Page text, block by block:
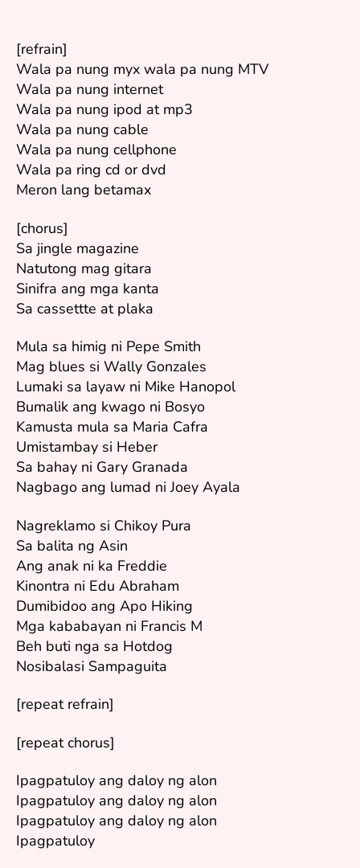
[refrain]
Wala pa nung myx wala pa nung MTV
Wala pa nung internet
Wala pa nung ipod at mp3
Wala pa nung cable
Wala pa nung cellphone
Wala pa ring cd or dvd
Meron lang betamax
[chorus]
Sa jingle magazine
Natutong mag gitara
Sinifra ang mga kanta
Sa cassettte at plaka
Mula sa himig ni Pepe Smith
Mag blues si Wally Gonzales
Lumaki sa layaw ni Mike Hanopol
Bumalik ang kwago ni Bosyo
Kamusta mula sa Maria Cafra
Umistambay si Heber
Sa bahay ni Gary Granada
Nagbago ang lumad ni Joey Ayala
Nagreklamo si Chikoy Pura
Sa balita ng Asin
Ang anak ni ka Freddie
Kinontra ni Edu Abraham
Dumibidoo ang Apo Hiking
Mga kababayan ni Francis M
Beh buti nga sa Hotdog
Nosibalasi Sampaguita
[repeat refrain]
[repeat chorus]
Ipagpatuloy ang daloy ng alon
Ipagpatuloy ang daloy ng alon
Ipagpatuloy ang daloy ng alon
Ipagpatuloy